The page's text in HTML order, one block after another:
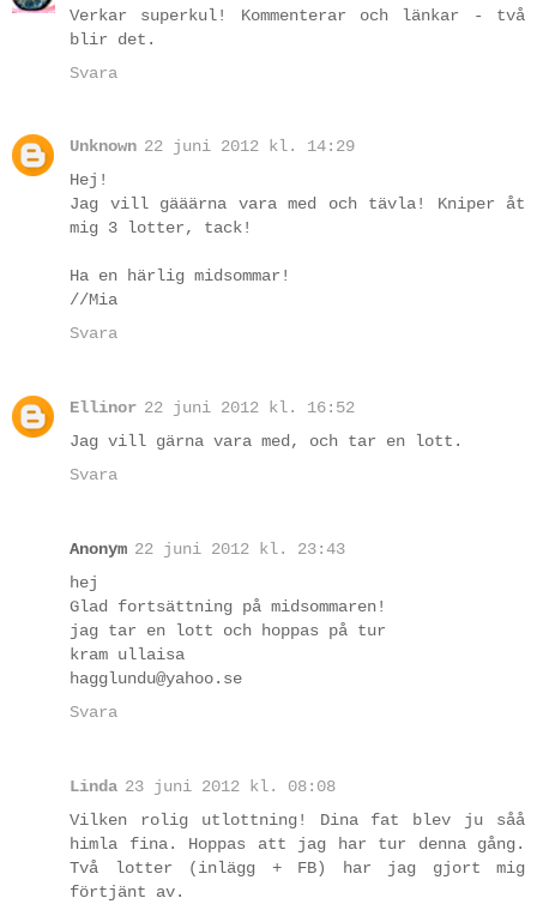
Verkar superkul! Kommenterar och länkar - två
blir det.
Svara
Unknown 22 juni 2012 kl. 14:29
Hej!
Jag vill gääärna vara med och tävla! Kniper åt
mig 3 lotter, tack!
Ha en härlig midsommar!
//Mia
Svara
Ellinor 22 juni 2012 kl. 16:52
Jag vill gärna vara med, och tar en lott.
Svara
Anonym 22 juni 2012 kl. 23:43
hej
Glad fortsättning på midsommaren!
jag tar en lott och hoppas på tur
kram ullaisa
hagglundu@yahoo.se
Svara
Linda 23 juni 2012 kl. 08:08
Vilken rolig utlottning! Dina fat blev ju såå
himla fina. Hoppas att jag har tur denna gång.
Två lotter (inlägg + FB) har jag gjort mig
förtjänt av.